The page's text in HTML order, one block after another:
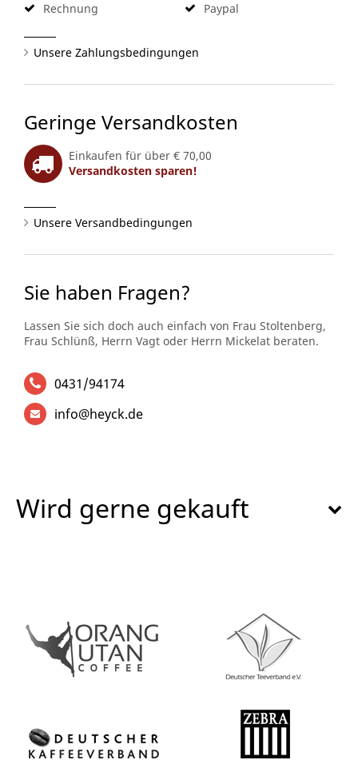
Rechnung
Paypal
Unsere Zahlungsbedingungen
Geringe Versandkosten
Einkaufen für über € 70,00
Versandkosten sparen!
Unsere Versandbedingungen
Sie haben Fragen?
Lassen Sie sich doch auch einfach von Frau Stoltenberg,
Frau Schlünß, Herrn Vagt oder Herrn Mickelat beraten.
0431/94174
info@heyck.de
Wird gerne gekauft